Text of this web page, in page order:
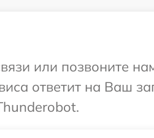
или позвоните
ответит на Ваш